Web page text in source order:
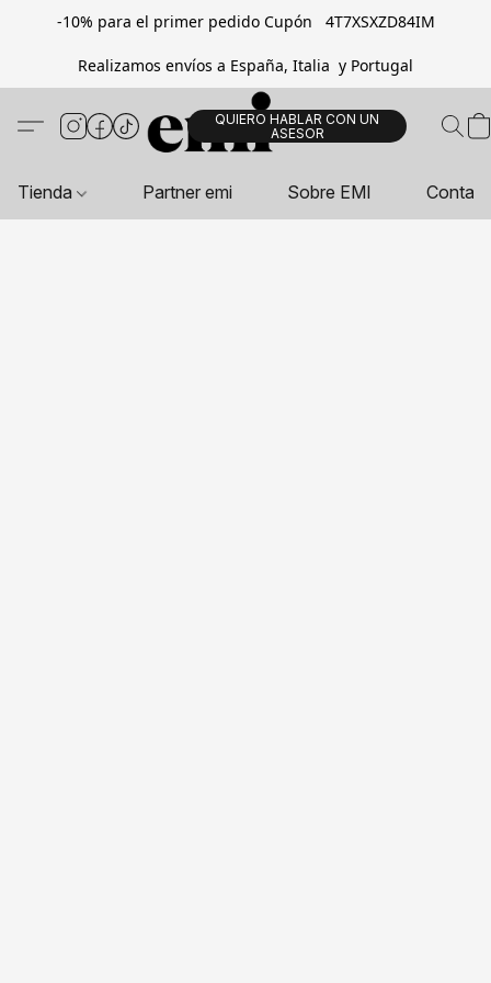
-10% para el primer pedido Cupón 4T7XSXZD84IM
Realizamos envíos a España, Italia y Portugal
QUIERO HABLAR CON UN
ASESOR
Tienda Partner emi Sobre EMI